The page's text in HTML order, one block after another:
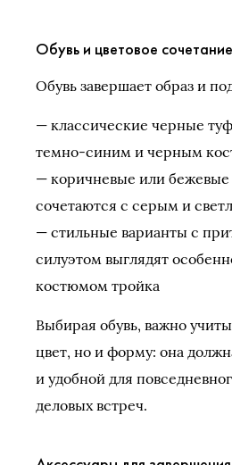
Обувь и цветовое сочетание
Обувь завершает образ и
— классические черные
темно-синим и черным
— коричневые или
сочетаются с серым и
— стильные варианты с
силуэтом выглядят
костюмом тройка
Выбирая обувь, важно
цвет, но и форму: она
и удобной для
деловых встреч.